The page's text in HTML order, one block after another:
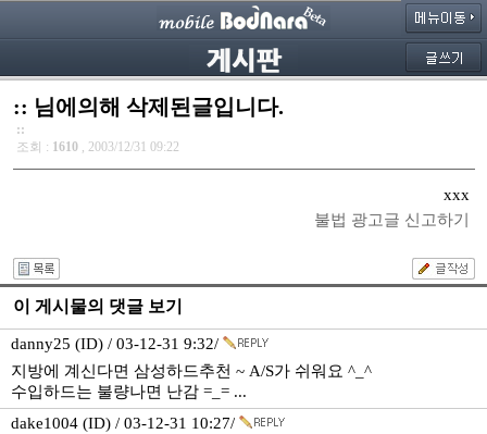
:: 님에의해 삭제된글입니다.
::
조회 : 1610 , 2003/12/31 09:22
xxx
불법 광고글 신고하기
이 게시물의 댓글 보기
danny25 (ID) / 03-12-31 9:32/
지방에 계신다면 삼성하드추천 ~ A/S가 쉬워요 ^_^
수입하드는 불량나면 난감 =_= ...
dake1004 (ID) / 03-12-31 10:27/